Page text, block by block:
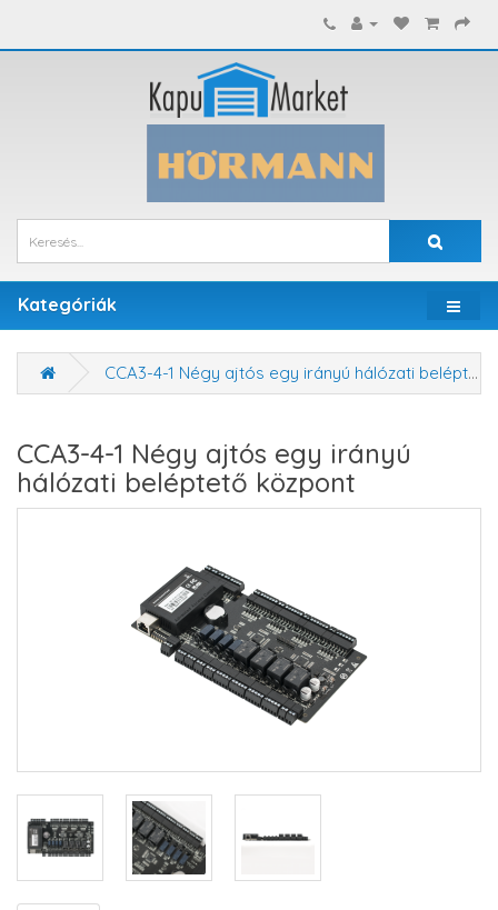
Kategóriák
CCA3-4-1 Négy ajtós egy irányú hálózati beléptető központ
CCA3-4-1 Négy ajtós egy irányú
hálózati beléptető központ